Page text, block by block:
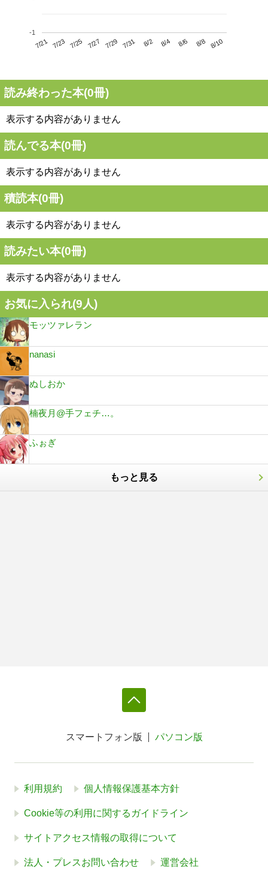
7/21 7/23 7/25 7/27 7/29 7/31 8/2 8/4 8/6 8/8 8/10
-1
読み終わった本(0冊)
表示する内容がありません
読んでる本(0冊)
表示する内容がありません
積読本(0冊)
表示する内容がありません
読みたい本(0冊)
表示する内容がありません
お気に入られ(9人)
モッツァレラン
nanasi
ぬしおか
楠夜月@手フェチ…。
ふぉぎ
もっと見る
スマートフォン版 パソコン版
利用規約 個人情報保護基本方針
Cookie等の利用に関するガイドライン
サイトアクセス情報の取得について
法人・プレスお問い合わせ 運営会社